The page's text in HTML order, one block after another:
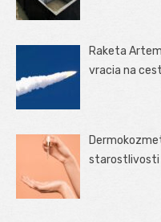
Raketa
vracia na
starostlivosti